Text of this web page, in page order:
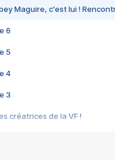
Maguire, c'est lui !
6
5
4
3
créatrices de la VF !